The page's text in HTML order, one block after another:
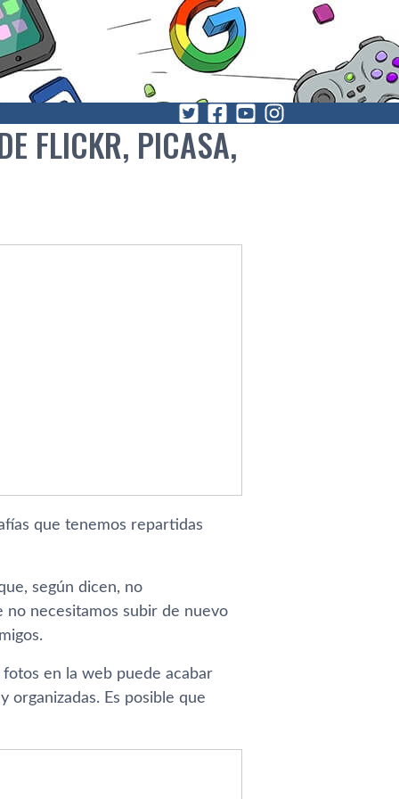
FLICKR, PICASA,
que tenemos repartidas
según dicen, no
no necesitamos subir de nuevo
en la web puede acabar
organizadas. Es posible que